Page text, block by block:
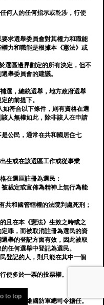
何人的任何指示或乾涉，行使
求選舉委員會對其權力和職能
力和職能是根據本《憲法》或
選區邊界劃定的所有決定，但不
舉委員會的建議。
選，總統選舉，地方政府選舉
的前提下。
如符合以下條件，則有資格在選
人無權如此，除非該人在申請
公民，通常在共和國居住七
生或在該選區工作或從事業
在選區註冊為選民：
裁定或宣佈為精神上無行為能
共和國管轄權的法院判處死刑；
且在本《憲法》生效之時或之
罪，而被取消註冊為選民的資
舉的登記方面有效，因此被取
任何選舉中登記為選民。
登記的人，則只能在其中一個
使多於一票的投票權。
兼馬拉維國防軍總司令擔任。
to top